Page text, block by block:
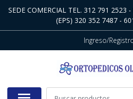
SEDE COMERCIAL TEL. 312 791 2523
(EPS) 320 352 7487 -
Ingreso/